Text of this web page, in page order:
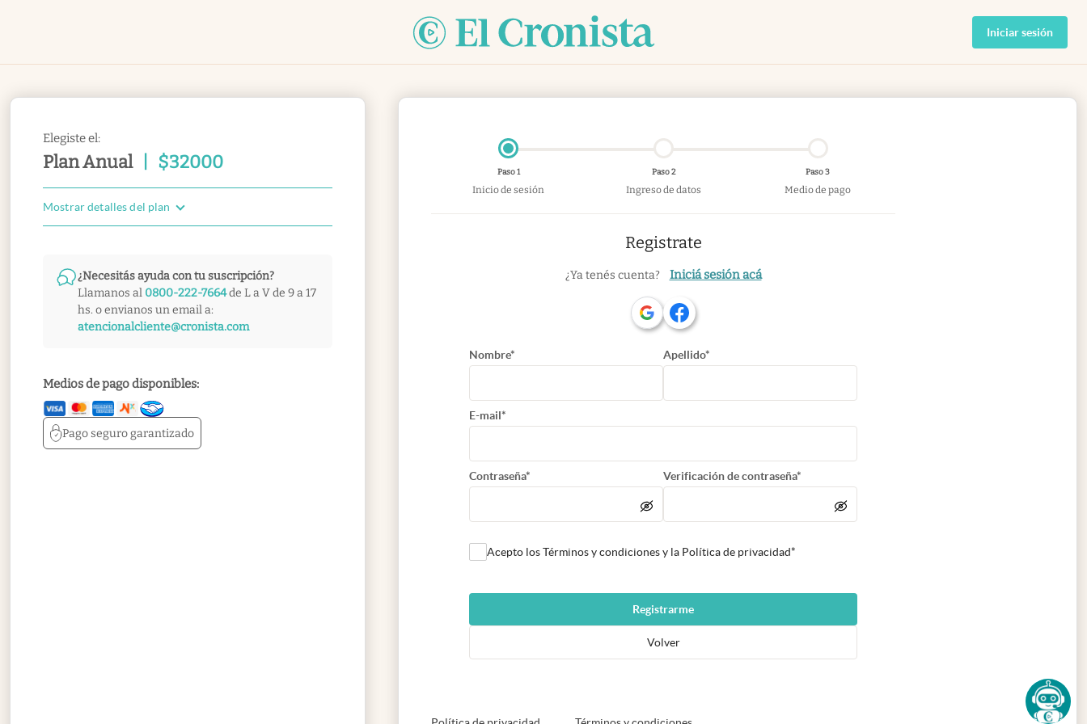
Iniciar sesión
Elegiste el:
Plan Anual $32000
Mostrar detalles del plan
¿Necesitás ayuda con tu suscripción?
Llamanos al 0800-222-7664de L a V de 9 a 17
hs. o envianos un email a:
atencionalcliente@cronista.com
Medios de pago disponibles:
Pago segurogarantizado
Paso 1
Inicio de sesión
Paso 2
Ingreso de datos
Paso 3
Medio de pago
Registrate
¿Ya tenés cuenta? Iniciá sesión acá
Nombre* Apellido*
E-mail*
Contraseña* Verificación de contraseña*
Acepto los Términos y condiciones y la Política de privacidad*
Registrarme
Volver